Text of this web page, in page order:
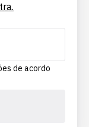
de acordo